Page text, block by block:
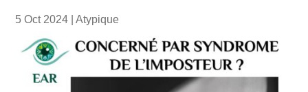
5 Oct 2024 |Atypique